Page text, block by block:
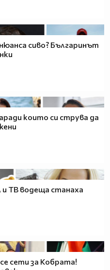
сиво? Българинът
които си струва да
и ТВ водеща станаха
сети за Кобрата!